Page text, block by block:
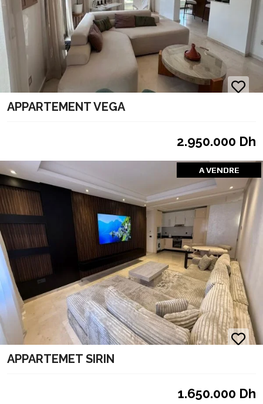
APPARTEMENT VEGA
2.950.000 Dh
A VENDRE
APPARTEMET SIRIN
1.650.000 Dh